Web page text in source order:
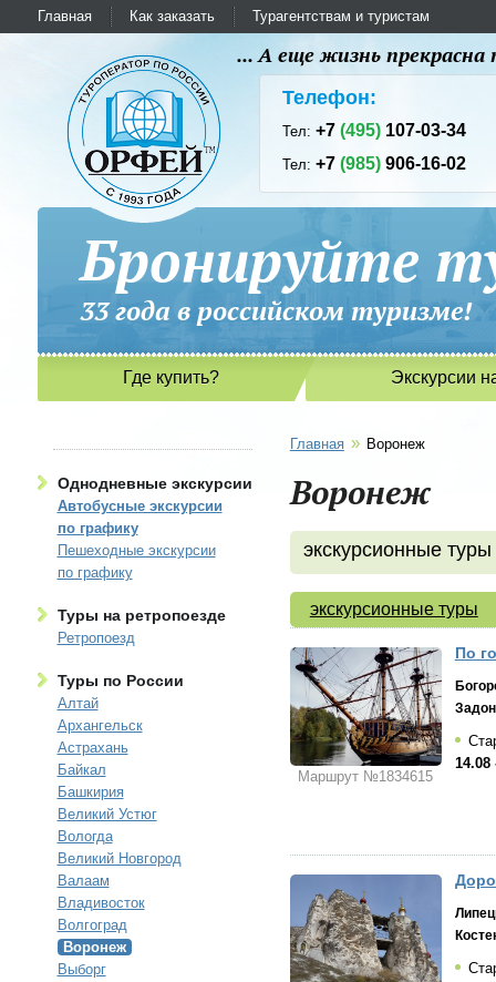
Главная Как заказать Турагентствам и туристам
... А еще жизнь
Телефон:
Тел:+7(495) 107-03-34
Тел:+7(985) 906-16-02
Бронируйте
33 года в российском
Где купить? Экскурсии
Однодневные экскурсии
Автобусные экскурсии
по графику
Пешеходные экскурсии
по графику
Туры на ретропоезде
Ретропоезд
Туры по России
Алтай
Архангельск
Астрахань
Байкал
Башкирия
Великий Устюг
Вологда
Великий Новгород
Валаам
Владивосток
Волгоград
Воронеж
Выборг
Главная » Воронеж
Воронеж
экскурсионные туры
экскурсионные туры
Маршрут №1834615
По
14.08